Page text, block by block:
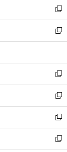
く
で
開
く
ド
ウ
で
開
ィ
ン
ド
ウ
開
く
い
ウ
ィ
ン
ウ
で
開
く
新
し
い
ウ
ン
ド
ウ
で
開
く
新
し
ウ
ィ
ン
ド
ウ
で
開
く
新
し
い
ウ
ィ
ン
ド
ウ
新
し
い
ウ
ィ
新
し
い
新